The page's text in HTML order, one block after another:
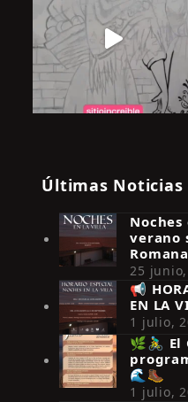
Últimas Noticias
verano
25
📢
EN LA
1 julio,
🌿🚴‍♂️
🌊🥾
1 julio,